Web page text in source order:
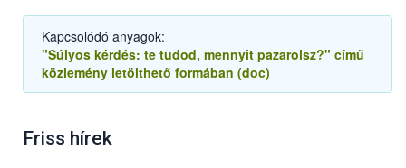
Kapcsolódó anyagok:
"Súlyos kérdés: te tudod, mennyit pazarolsz?" című
közlemény letölthető formában (doc)
Friss hírek